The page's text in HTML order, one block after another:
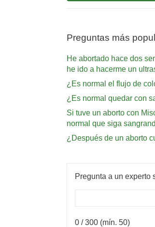
Preguntas más
He abortado hace dos
he ido a hacerme un
¿Es normal el flujo de
¿Es normal quedar con
Si tuve un aborto con
normal que siga
¿Después de un aborto
Pregunta a un experto
0 / 300 (mín. 50)